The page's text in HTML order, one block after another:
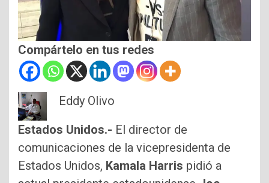
Compártelo en tus redes
Eddy Olivo
Estados Unidos.- El director de
comunicaciones de la vicepresidenta de
Estados Unidos, Kamala Harris pidió a